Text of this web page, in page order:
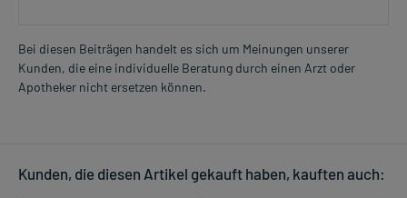
Bei diesen Beiträgen handelt es sich um Meinungen unserer
Kunden, die eine individuelle Beratung durch einen Arzt oder
Apotheker nicht ersetzen können.
Kunden, die diesen Artikel gekauft haben, kauften auch: